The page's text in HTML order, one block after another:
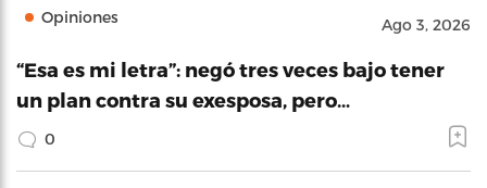
Opiniones Ago 3, 2026
“Esa es mi letra”: negó tres veces bajo tener
un plan contra su exesposa, pero…
0